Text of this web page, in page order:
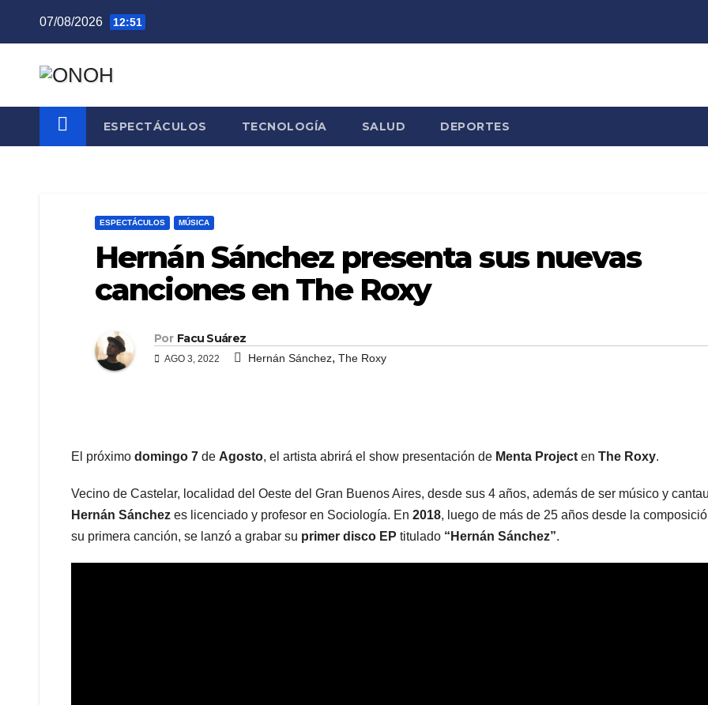
07/08/2026 12:51
ESPECTÁCULOS TECNOLOGÍA SALUD DEPORTES
ESPECTÁCULOS MÚSICA
Hernán Sánchez presenta sus nuevas
canciones en The Roxy
Por Facu Suárez
AGO 3, 2022 Hernán Sánchez, The Roxy
El próximo domingo 7 de Agosto, el artista abrirá el show presentación de Menta Project en The Roxy.
Vecino de Castelar, localidad del Oeste del Gran Buenos Aires, desde sus 4 años, además de ser músico y
Hernán Sánchez es licenciado y profesor en Sociología. En 2018, luego de más de 25 años desde la
su primera canción, se lanzó a grabar su primer disco EP titulado “Hernán Sánchez”.